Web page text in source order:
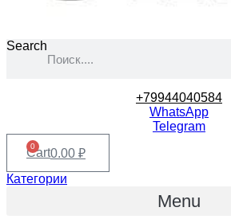
Search
+79944040584
WhatsApp
Telegram
0.00 ₽
0
Cart
Категории
Menu